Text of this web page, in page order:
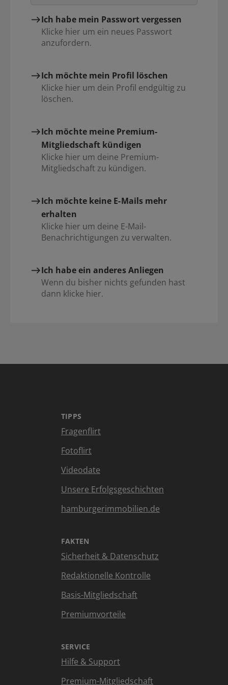
Ich habe mein Passwort vergessen
Klicke hier um ein neues Passwort
anzufordern.
Ich möchte mein Profil löschen
Klicke hier um dein Profil endgültig zu
löschen.
Ich möchte meine Premium-
Mitgliedschaft kündigen
Klicke hier um deine Premium-
Mitgliedschaft zu kündigen.
Ich möchte keine E-Mails mehr
erhalten
Klicke hier um deine E-Mail-
Benachrichtigungen zu verwalten.
Ich habe ein anderes Anliegen
Wenn du bisher nichts gefunden hast
dann klicke hier.
TIPPS
Fragenflirt
Fotoflirt
Videodate
Unsere Erfolgsgeschichten
hamburgerimmobilien.de
FAKTEN
Sicherheit & Datenschutz
Redaktionelle Kontrolle
Basis-Mitgliedschaft
Premiumvorteile
SERVICE
Hilfe & Support
Premium-Mitgliedschaft